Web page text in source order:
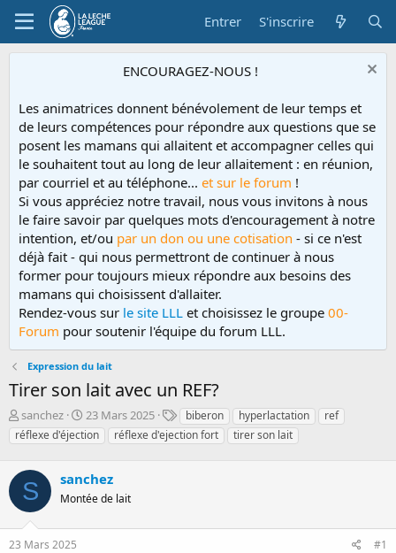
Entrer S'inscrire
ENCOURAGEZ-NOUS !
Les animatrices donnent bénévolement de leur temps et
de leurs compétences pour répondre aux questions que se
posent les mamans qui allaitent et accompagner celles qui
le souhaitent tout au long de leur allaitement : en réunion,
par courriel et au téléphone... et sur le forum !
Si vous appréciez notre travail, nous vous invitons à nous
le faire savoir par quelques mots d'encouragement à notre
intention, et/ou par un don ou une cotisation - si ce n'est
déjà fait - qui nous permettront de continuer à nous
former pour toujours mieux répondre aux besoins des
mamans qui choisissent d'allaiter.
Rendez-vous sur le site LLL et choisissez le groupe 00-
Forum pour soutenir l'équipe du forum LLL.
Expression du lait
Tirer son lait avec un REF?
D
é
m
r
r
é
e
p
sanchez
D
a
t
d
e
é
23 Mars 2025
T
a
g
biberon hyperlactation
ref
réflexe d'éjection
réflexe d'ejection fort tirer son lait
S sanchez
Montée de lait
23 Mars 2025 #1